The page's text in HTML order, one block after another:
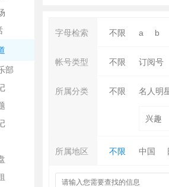
部
字母检索 不限 a b
帐号类型 不限 订阅号
所属分类 不限 名人明
兴趣
所属地区 不限 中国